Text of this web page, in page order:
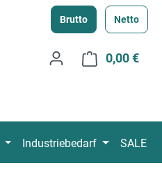
Brutto Netto
0,00 €
Industriebedarf SALE